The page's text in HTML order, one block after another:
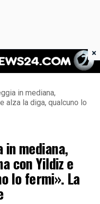
24
in mediana,
alza la diga, qualcuno lo
mediana,
con Yildiz e
lo fermi». La
×